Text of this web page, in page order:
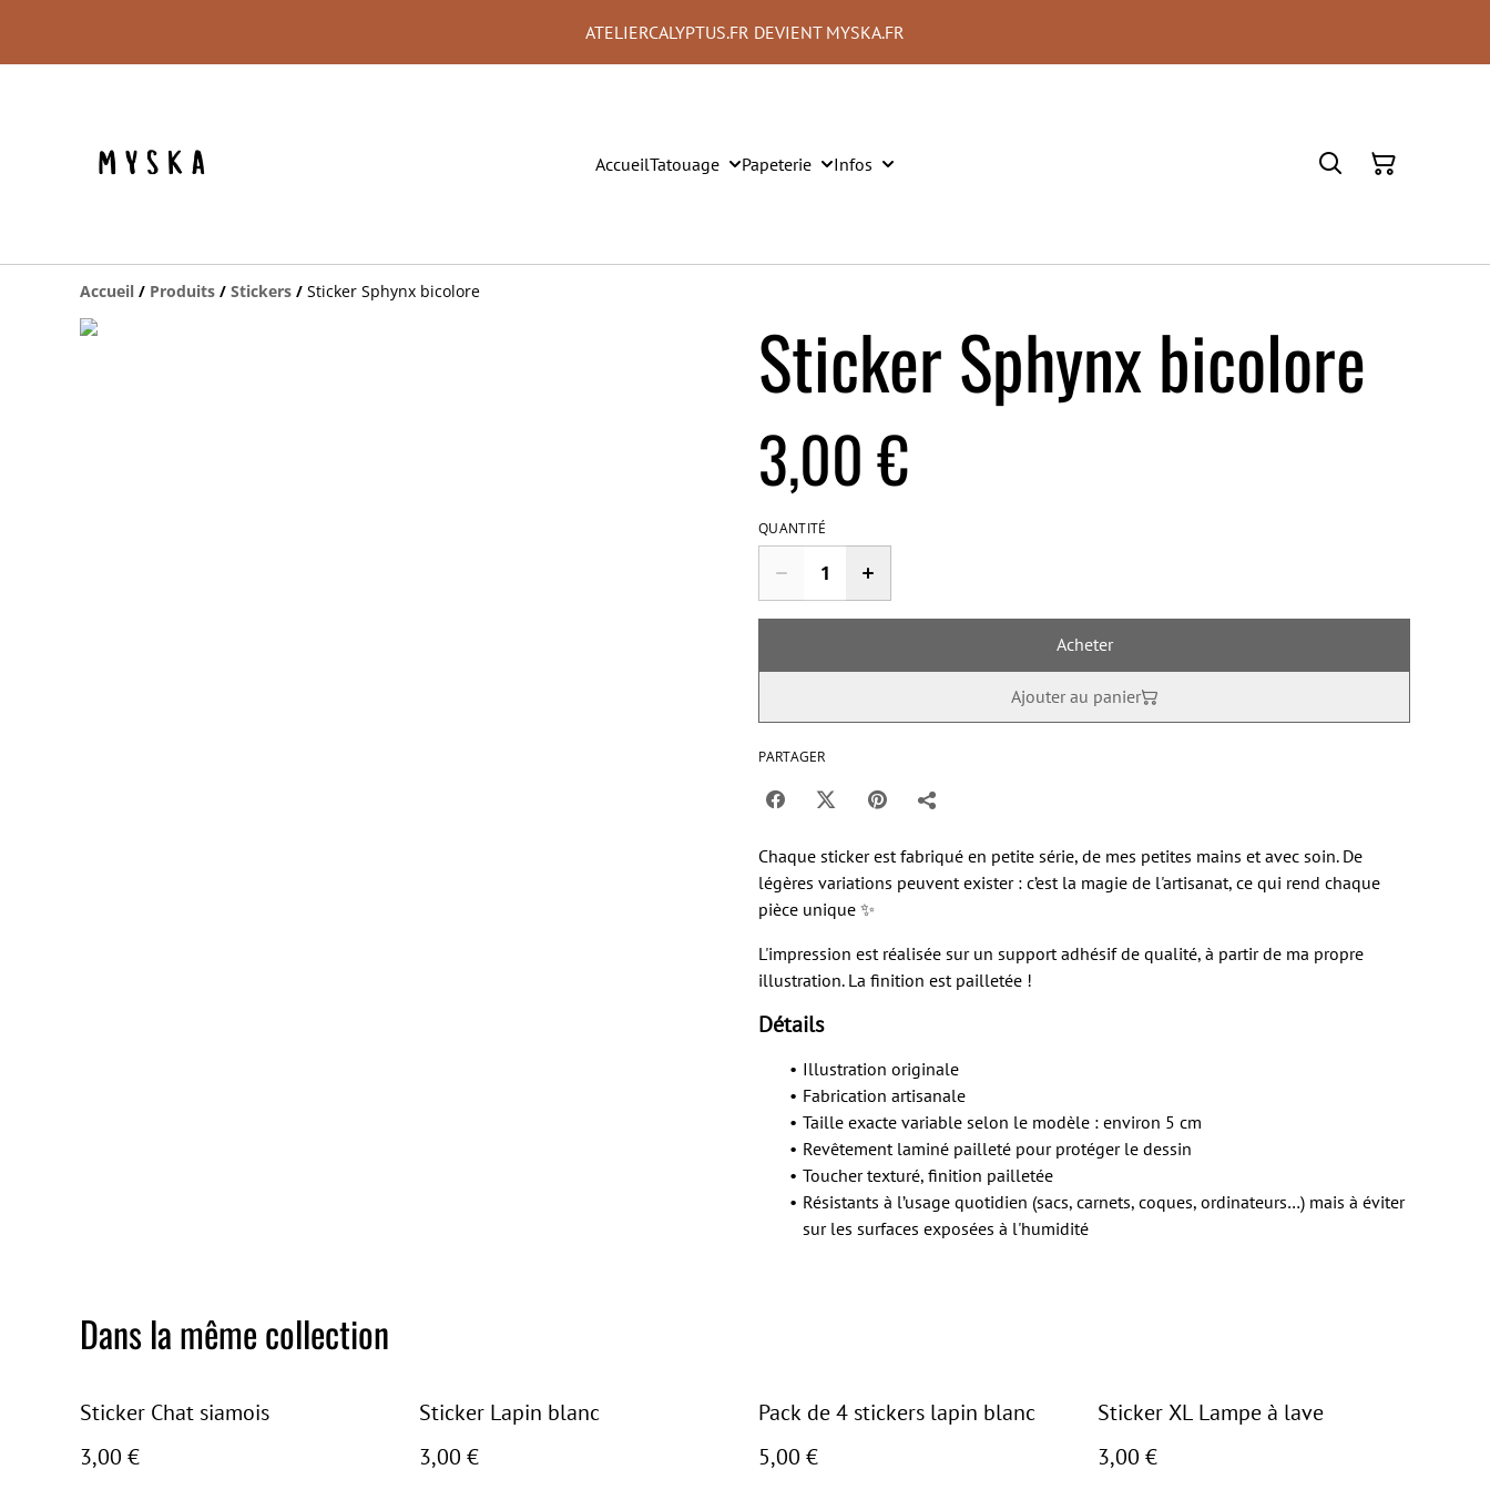
ATELIERCALYPTUS.FR DEVIENT MYSKA.FR
AccueilTatouage Papeterie Infos
Accueil / Produits / Stickers / Sticker Sphynx bicolore
Sticker Sphynx bicolore
3,00 €
QUANTITÉ
Acheter
Ajouter au panier
PARTAGER
Chaque sticker est fabriqué en petite série, de mes petites mains et avec soin. De
légères variations peuvent exister : c’est la magie de l'artisanat, ce qui rend chaque
pièce unique ✨
L'impression est réalisée sur un support adhésif de qualité, à partir de ma propre
illustration. La finition est pailletée !
Détails
Illustration originale
Fabrication artisanale
Taille exacte variable selon le modèle : environ 5 cm
Revêtement laminé pailleté pour protéger le dessin
Toucher texturé, finition pailletée
Résistants à l’usage quotidien (sacs, carnets, coques, ordinateurs…) mais à éviter
sur les surfaces exposées à l'humidité
Dans la même collection
Sticker Chat siamois
3,00 €
Sticker Lapin blanc
3,00 €
Pack de 4 stickers lapin blanc
5,00 €
Sticker XL Lampe à lave
3,00 €